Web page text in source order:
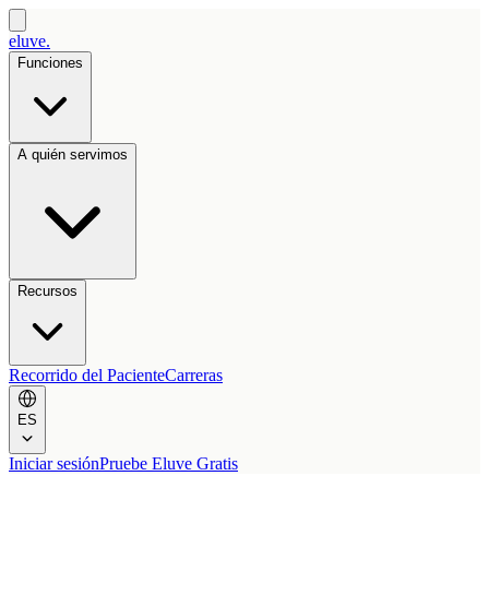
eluve.
Funciones
A quién servimos
Recursos
Recorrido del PacienteCarreras
ES
Iniciar sesiónPruebe Eluve Gratis